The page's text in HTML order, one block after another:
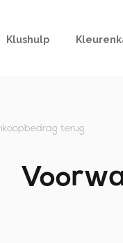
Klushulp
terug